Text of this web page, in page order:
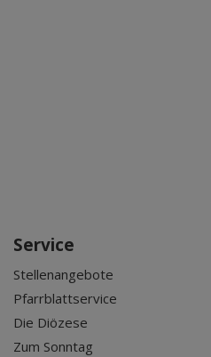
Service
Stellenangebote
Pfarrblattservice
Die Diözese
Zum Sonntag